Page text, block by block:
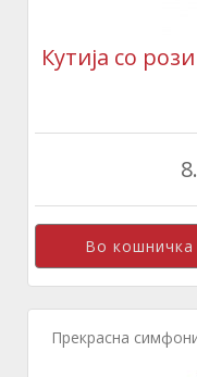
Кутија со
Прекрасна